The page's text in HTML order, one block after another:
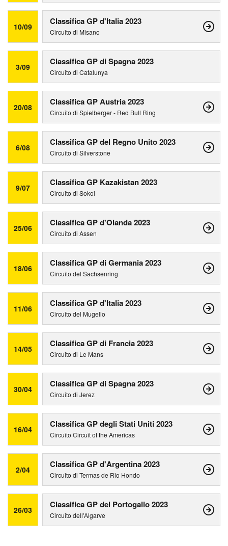
10/09 Classifica GP d'Italia 2023
Circuito di Misano
3/09 Classifica GP di Spagna 2023
Circuito di Catalunya
20/08 Classifica GP Austria 2023
Circuito di Spielberger - Red Bull Ring
6/08 Classifica GP del Regno Unito 2023
Circuito di Silverstone
9/07 Classifica GP Kazakistan 2023
Circuito di Sokol
25/06 Classifica GP d'Olanda 2023
Circuito di Assen
18/06 Classifica GP di Germania 2023
Circuito del Sachsenring
11/06 Classifica GP d'Italia 2023
Circuito del Mugello
14/05 Classifica GP di Francia 2023
Circuito di Le Mans
30/04 Classifica GP di Spagna 2023
Circuito di Jerez
16/04 Classifica GP degli Stati Uniti 2023
Circuito Circuit of the Americas
2/04 Classifica GP d'Argentina 2023
Circuito di Termas de Rio Hondo
26/03 Classifica GP del Portogallo 2023
Circuito dell'Algarve